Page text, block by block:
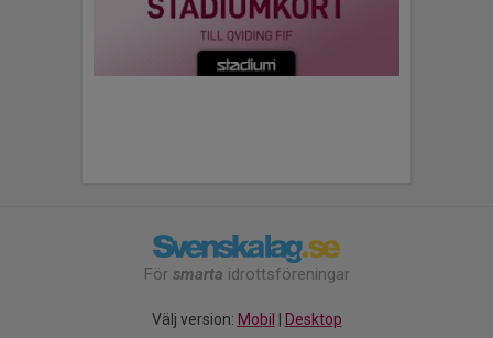
För smarta idrottsföreningar
Välj version: Mobil Desktop